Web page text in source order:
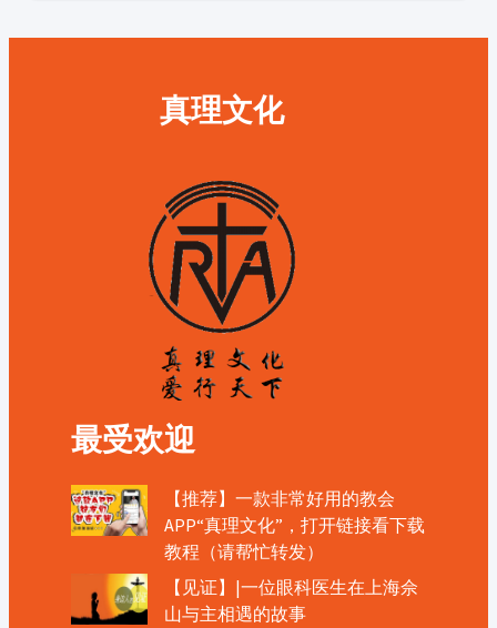
真理文化
最受欢迎
【推荐】一款非常好用的教会
APP“真理文化”，打开链接看下载
教程（请帮忙转发）
【见证】|一位眼科医生在上海佘
山与主相遇的故事